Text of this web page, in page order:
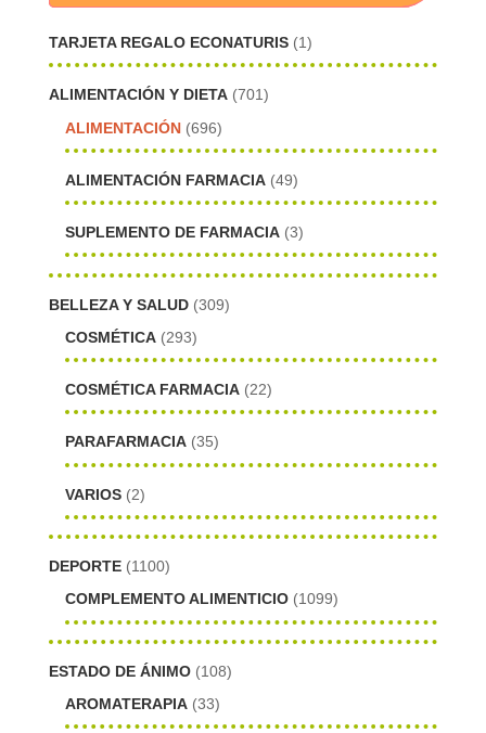
TARJETA REGALO ECONATURIS (1)
ALIMENTACIÓN Y DIETA (701)
ALIMENTACIÓN (696)
ALIMENTACIÓN FARMACIA (49)
SUPLEMENTO DE FARMACIA (3)
BELLEZA Y SALUD (309)
COSMÉTICA (293)
COSMÉTICA FARMACIA (22)
PARAFARMACIA (35)
VARIOS (2)
DEPORTE (1100)
COMPLEMENTO ALIMENTICIO (1099)
ESTADO DE ÁNIMO (108)
AROMATERAPIA (33)